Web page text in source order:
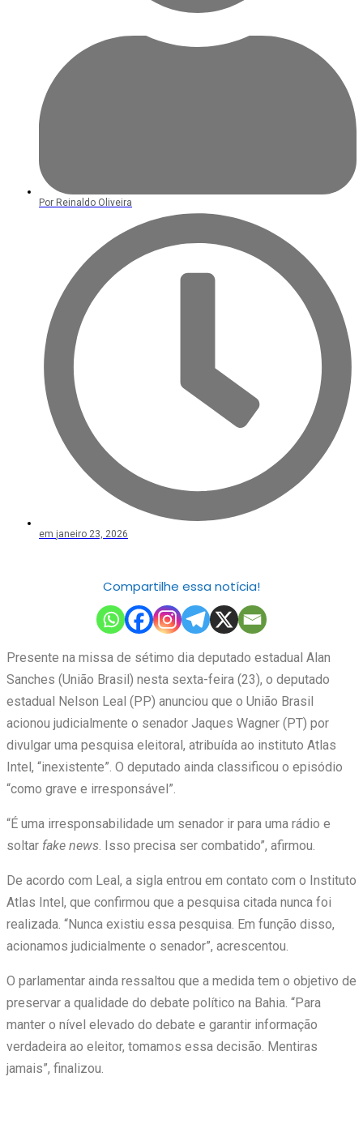
Por Reinaldo Oliveira
em janeiro 23, 2026
Compartilhe essa notícia!
Presente na missa de sétimo dia deputado estadual Alan
Sanches (União Brasil) nesta sexta-feira (23), o deputado
estadual Nelson Leal (PP) anunciou que o União Brasil
acionou judicialmente o senador Jaques Wagner (PT) por
divulgar uma pesquisa eleitoral, atribuída ao instituto Atlas
Intel, “inexistente”. O deputado ainda classificou o episódio
“como grave e irresponsável”.
“É uma irresponsabilidade um senador ir para uma rádio e
soltar fake news. Isso precisa ser combatido”, afirmou.
De acordo com Leal, a sigla entrou em contato com o Instituto
Atlas Intel, que confirmou que a pesquisa citada nunca foi
realizada. “Nunca existiu essa pesquisa. Em função disso,
acionamos judicialmente o senador”, acrescentou.
O parlamentar ainda ressaltou que a medida tem o objetivo de
preservar a qualidade do debate político na Bahia. “Para
manter o nível elevado do debate e garantir informação
verdadeira ao eleitor, tomamos essa decisão. Mentiras
jamais”, finalizou.